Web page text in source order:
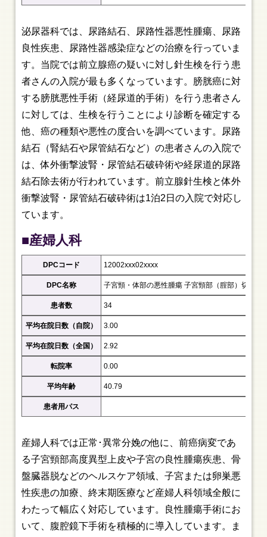
泌尿器科では、尿路結石、尿路性器悪性腫瘍、尿路
良性疾患、尿路性器感染症などの治療を行っていま
す。当院では前立腺癌の疑いに対し針生検を行う患
者さんの入院が最も多くなっています。膀胱癌に対
する膀胱悪性手術（経尿道的手術）を行う患者さん
に対しては、生検を行うことにより診断を確定する
他、癌の種類や悪性の度合いを調べています。尿路
結石（腎結石や尿管結石など）の患者さんの入院で
は、体外衝撃波腎・尿管結石破砕術や経尿道的尿路
結石除去術が行われています。前立腺針生検と体外
衝撃波腎・尿管結石破砕術は1泊2日の入院で対応し
ています。
■産婦人科
DPCコード
DPC名称
患者数
平均在院日数（自院）
平均在院日数（全国）
転院率
平均年齢
患者用パス
12002xxx02xxxx
子宮頸・体部の悪性腫瘍 子宮頸部（腟部）切除術
34
3.00
2.92
0.00
40.79
産婦人科では正常･異常分娩の他に、前癌病変であ
る子宮頸部高度異型上皮や子宮の良性腫瘍疾患、骨
盤臓器脱などのヘルスケア領域、子宮または卵巣悪
性疾患の加療、終末期医療など産婦人科領域全般に
わたって幅広く対応しています。良性腫瘍手術にお
いて、腹腔鏡下手術を積極的に導入しています。ま